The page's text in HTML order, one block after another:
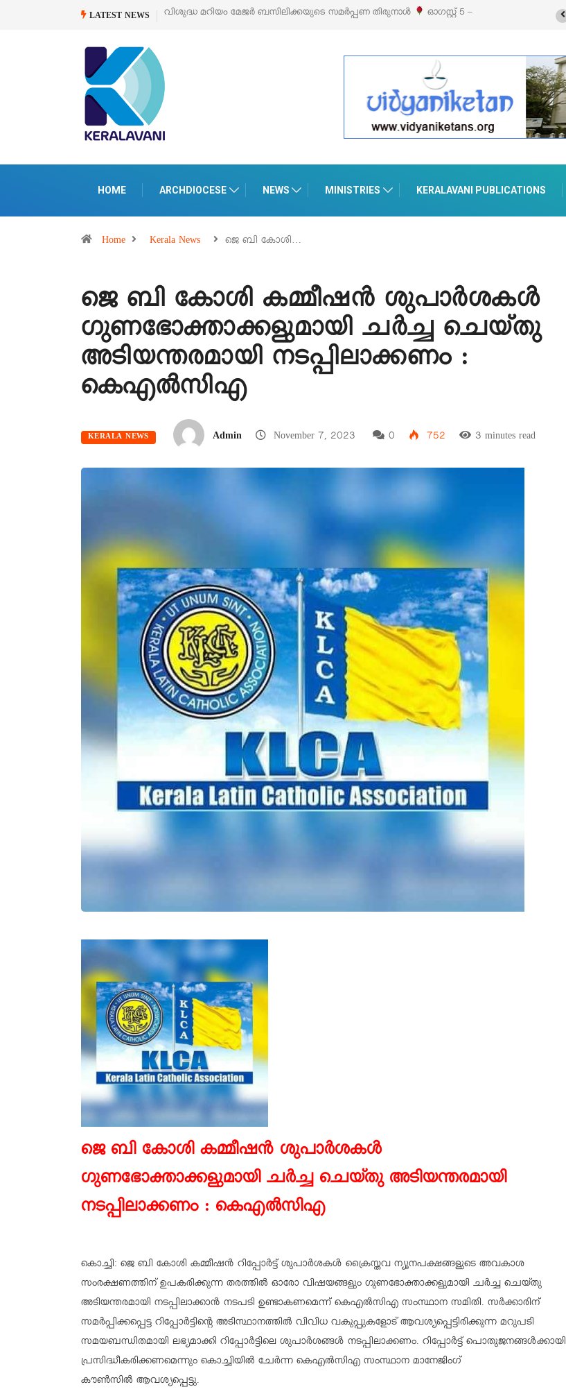
LATEST NEWS
സമർപ്പണ തിരുനാൾ ഓഗസ്റ്റ് 5 –‘പെറ്റൽസ്’ ലൈഫ് സ്റ്റൈൽ എക്സിബിഷനും സെയിലും ഓഗസ്റ്റ് 8-ന്
HOME ARCHDIOCESE NEWS MINISTRIES KERALAVANI PUBLICATIONS
Home Kerala News ജെ ബി കോശി…
ജെ ബി കോശി കമ്മീഷൻ ശുപാർശകൾ
ഗുണഭോക്താക്കളുമായി ചർച്ച ചെയ്തു
അടിയന്തരമായി നടപ്പിലാക്കണം :
കെഎൽസിഎ
KERALA NEWS Admin November 7, 2023 0 752 3 minutes read
ജെ ബി കോശി കമ്മീഷൻ ശുപാർശകൾ
ഗുണഭോക്താക്കളുമായി ചർച്ച ചെയ്തു അടിയന്തരമായി
നടപ്പിലാക്കണം : കെഎൽസിഎ
കൊച്ചി: ജെ ബി കോശി കമ്മീഷൻ റിപ്പോർട്ട് ശുപാർശകൾ ക്രൈസ്തവ ന്യൂനപക്ഷങ്ങളുടെ അവകാശ
സംരക്ഷണത്തിന് ഉപകരിക്കുന്ന തരത്തിൽ ഓരോ വിഷയങ്ങളും ഗുണഭോക്താക്കളുമായി ചർച്ച ചെയ്തു
അടിയന്തരമായി നടപ്പിലാക്കാൻ നടപടി ഉണ്ടാകണമെന്ന് കെഎൽസിഎ സംസ്ഥാന സമിതി. സർക്കാരിന്
സമർപ്പിക്കപ്പെട്ട റിപ്പോർട്ടിന്റെ അടിസ്ഥാനത്തിൽ വിവിധ വകുപ്പുകളോട് ആവശ്യപ്പെട്ടിരിക്കുന്ന മറുപടി
സമയബന്ധിതമായി ലഭ്യമാക്കി റിപ്പോർട്ടിലെ ശുപാർശങ്ങൾ നടപ്പിലാക്കണം. റിപ്പോർട്ട് പൊതുജനങ്ങൾക്കായി
പ്രസിദ്ധീകരിക്കണമെന്നും കൊച്ചിയിൽ ചേർന്ന കെഎൽസിഎ സംസ്ഥാന മാനേജിംഗ്
കൗൺസിൽ ആവശ്യപ്പെട്ടു.